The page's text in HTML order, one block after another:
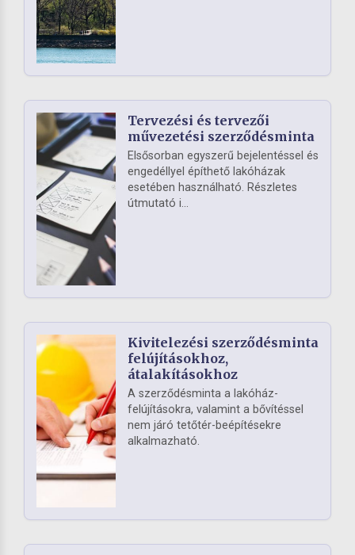
Tervezési és tervezői
művezetési szerződésminta
Elsősorban egyszerű bejelentéssel és
engedéllyel építhető lakóházak
esetében használható. Részletes
útmutató i...
Kivitelezési szerződésminta
felújításokhoz,
átalakításokhoz
A szerződésminta a lakóház-
felújításokra, valamint a bővítéssel
nem járó tetőtér-beépítésekre
alkalmazható.